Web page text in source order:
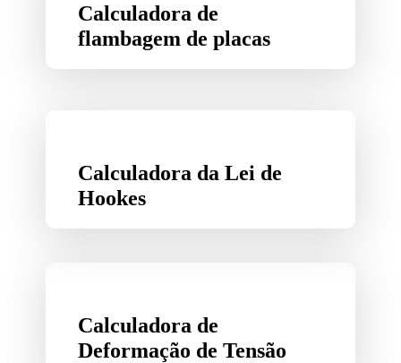
Calculadora de
flambagem de placas
Calculadora da Lei de
Hookes
Calculadora de
Deformação de Tensão